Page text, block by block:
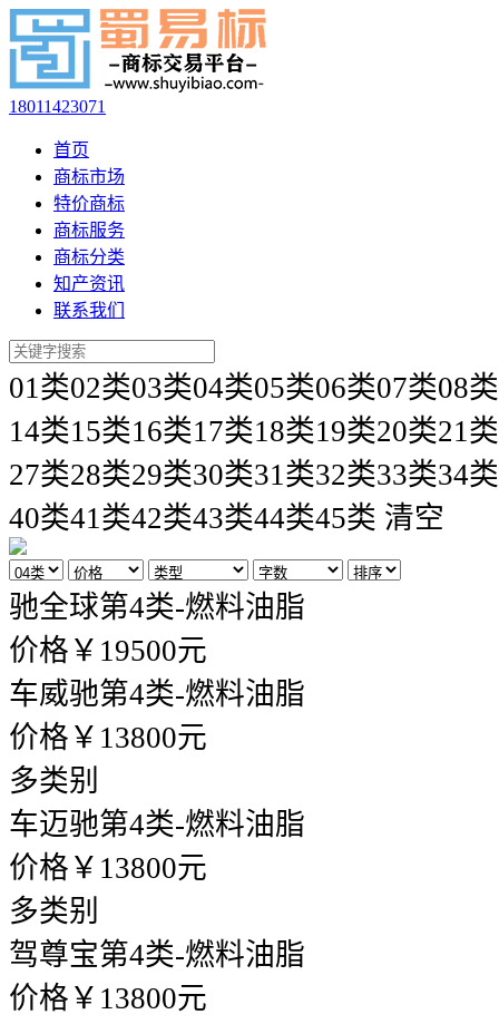
18011423071
首页
商标市场
特价商标
商标服务
商标分类
知产资讯
联系我们
01类02类03类04类05类06类07类08类
14类15类16类17类18类19类20类21类
27类28类29类30类31类32类33类34类
40类41类42类43类44类45类 清空
驰全球第4类-燃料油脂
价格￥19500元
车威驰第4类-燃料油脂
价格￥13800元
多类别
车迈驰第4类-燃料油脂
价格￥13800元
多类别
驾尊宝第4类-燃料油脂
价格￥13800元